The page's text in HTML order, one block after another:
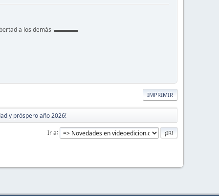
a los demás ▬▬▬▬
IMPRIMIR
y próspero año 2026!
Ir a